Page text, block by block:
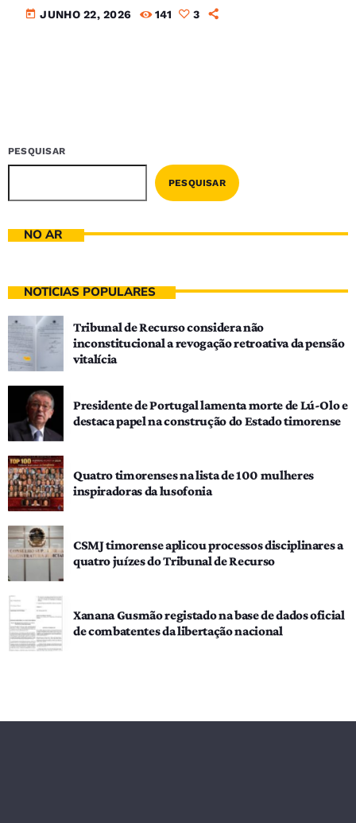
today JUNHO 22, 2026 141 3
PESQUISAR
PESQUISAR
NO AR
NOTÍCIAS POPULARES
Tribunal de Recurso considera não
inconstitucional a revogação retroativa da pensão
vitalícia
Presidente de Portugal lamenta morte de Lú-Olo e
destaca papel na construção do Estado timorense
Quatro timorenses na lista de 100 mulheres
inspiradoras da lusofonia
CSMJ timorense aplicou processos disciplinares a
quatro juízes do Tribunal de Recurso
Xanana Gusmão registado na base de dados oficial
de combatentes da libertação nacional